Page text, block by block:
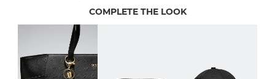
COMPLETE THE LOOK